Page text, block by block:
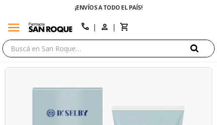
¡ENVÍOS A TODO EL PAÍS!
menu call
close